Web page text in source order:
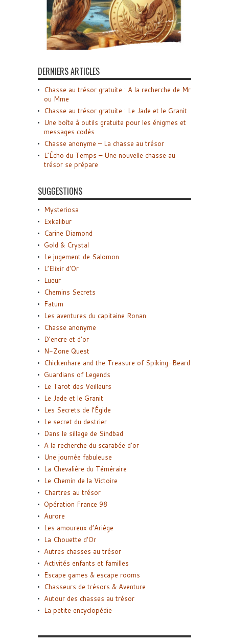
DERNIERS ARTICLES
Chasse au trésor gratuite : A la recherche de Mr
ou Mme
Chasse au trésor gratuite : Le Jade et le Granit
Une boîte à outils gratuite pour les énigmes et
messages codés
Chasse anonyme – La chasse au trésor
L’Écho du Temps – Une nouvelle chasse au
trésor se prépare
SUGGESTIONS
Mysteriosa
Exkalibur
Carine Diamond
Gold & Crystal
Le jugement de Salomon
L’Elixir d’Or
Lueur
Chemins Secrets
Fatum
Les aventures du capitaine Ronan
Chasse anonyme
D’encre et d’or
N-Zone Quest
Chickenhare and the Treasure of Spiking-Beard
Guardians of Legends
Le Tarot des Veilleurs
Le Jade et le Granit
Les Secrets de l’Égide
Le secret du destrier
Dans le sillage de Sindbad
A la recherche du scarabée d’or
Une journée fabuleuse
La Chevalière du Téméraire
Le Chemin de la Victoire
Chartres au trésor
Opération France 98
Aurore
Les amoureux d’Ariège
La Chouette d’Or
Autres chasses au trésor
Activités enfants et familles
Escape games & escape rooms
Chasseurs de trésors & Aventure
Autour des chasses au trésor
La petite encyclopédie